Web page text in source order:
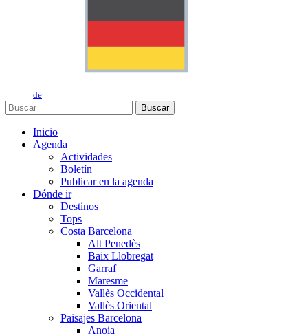
de
Buscar
Inicio
Agenda
Actividades
Boletín
Publicar en la agenda
Dónde ir
Destinos
Tops
Costa Barcelona
Alt Penedès
Baix Llobregat
Garraf
Maresme
Vallès Occidental
Vallès Oriental
Paisajes Barcelona
Anoia